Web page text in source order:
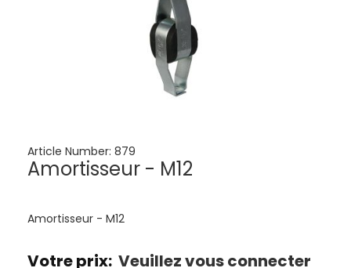
Article Number: 879
Amortisseur - M12
Amortisseur - M12
Votre prix: Veuillez vous connecter